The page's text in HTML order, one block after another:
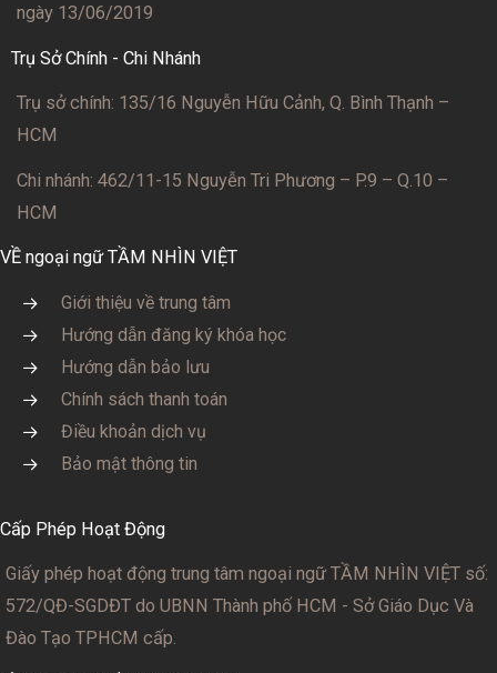
ngày 13/06/2019
Trụ Sở Chính - Chi Nhánh
Trụ sở chính: 135/16 Nguyễn Hữu Cảnh, Q. Bình Thạnh –
HCM
Chi nhánh: 462/11-15 Nguyễn Tri Phương – P.9 – Q.10 –
HCM
VỀ ngoại ngữ TẦM NHÌN VIỆT
Giới thiệu về trung tâm
Hướng dẫn đăng ký khóa học
Hướng dẫn bảo lưu
Chính sách thanh toán
Điều khoản dịch vụ
Bảo mật thông tin
Cấp Phép Hoạt Động
Giấy phép hoạt động trung tâm ngoại ngữ TẦM NHÌN VIỆT số:
572/QĐ-SGDĐT do UBNN Thành phố HCM - Sở Giáo Dục Và
Đào Tạo TPHCM cấp.